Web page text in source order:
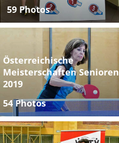
59 Photos
Österreichische
Meisterschaften Senioren
2019
54 Photos